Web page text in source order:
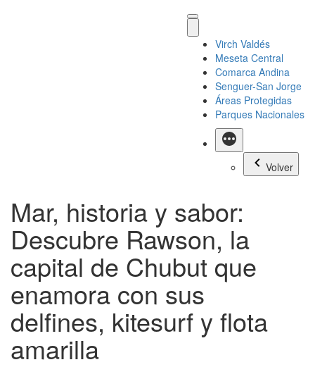
Virch Valdés
Meseta Central
Comarca Andina
Senguer-San Jorge
Áreas Protegidas
Parques Nacionales
Más
Volver
Mar, historia y sabor:
Descubre Rawson, la
capital de Chubut que
enamora con sus
delfines, kitesurf y flota
amarilla